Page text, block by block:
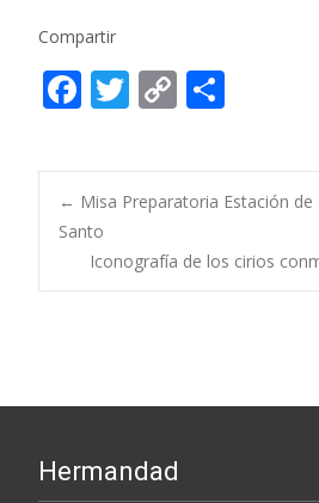
Compartir
F
e
b
o
o
T
itt
er
C
p
y
Li
n
m
p
ar
ti
Post
← Misa Preparatoria Estación de
Santo
Iconografía de los cirios
Hermandad